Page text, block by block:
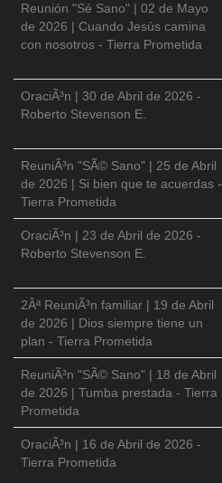
Reunión "Sé Sano" | 02 de Mayo
de 2026 | Cuando Jesús camina
con nosotros - Tierra Prometida
OraciÃ³n | 30 de Abril de 2026 -
Roberto Stevenson E.
ReuniÃ³n "SÃ© Sano" | 25 de Abril
de 2026 | Si bien que te acuerdas -
Tierra Prometida
OraciÃ³n | 23 de Abril de 2026 -
Roberto Stevenson E.
2Âª ReuniÃ³n familiar | 19 de Abril
de 2026 | Dios siempre tiene un
plan - Tierra Prometida
ReuniÃ³n "SÃ© Sano" | 18 de Abril
de 2026 | Tumba prestada - Tierra
Prometida
OraciÃ³n | 16 de Abril de 2026 -
Tierra Prometida